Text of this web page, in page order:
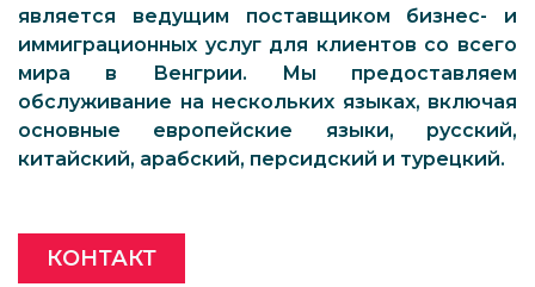
является ведущим поставщиком бизнес- и
иммиграционных услуг для клиентов со всего
мира в Венгрии. Мы предоставляем
обслуживание на нескольких языках, включая
основные европейские языки, русский,
китайский, арабский, персидский и турецкий.
КОНТАКТ